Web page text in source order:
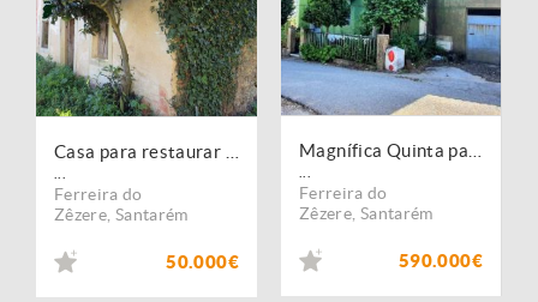
Ferreira do
Zêzere Santarém
50.000€
Ferreira do
Zêzere Santarém
590.000€